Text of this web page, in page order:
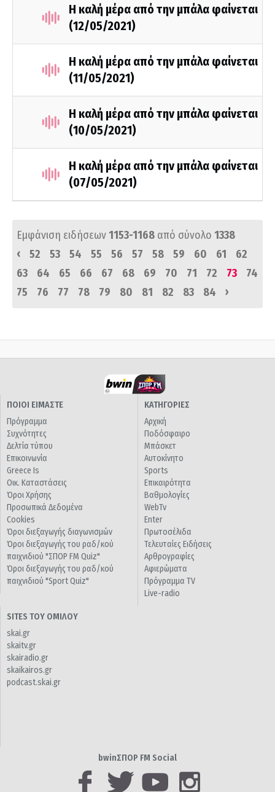
Η καλή μέρα από την μπάλα φαίνεται
(12/05/2021)
Η καλή μέρα από την μπάλα φαίνεται
(11/05/2021)
Η καλή μέρα από την μπάλα φαίνεται
(10/05/2021)
Η καλή μέρα από την μπάλα φαίνεται
(07/05/2021)
Εμφάνιση ειδήσεων1153-1168 από σύνολο 1338
‹
52 53 54 55 56 57 58 59 60 61
62
63
64 65 66 67 68 69 70 71 72 73
74
75
76 77 78 79 80 81 82 83 84 ›
ΠΟΙΟΙ ΕΙΜΑΣΤΕ
Πρόγραμμα
Συχνότητες
Δελτία τύπου
Επικοινωνία
Greece Is
Οικ. Καταστάσεις
Όροι Χρήσης
Προσωπικά Δεδομένα
Cookies
Όροι διεξαγωγής διαγωνισμών
Όροι διεξαγωγής του ραδ/κού
παιχνιδιού "ΣΠΟΡ FM Quiz"
Όροι διεξαγωγής του ραδ/κού
παιχνιδιού "Sport Quiz"
ΚΑΤΗΓΟΡΙΕΣ
Αρχική
Ποδόσφαιρο
Μπάσκετ
Αυτοκίνητο
Sports
Επικαιρότητα
Βαθμολογίες
WebTv
Enter
Πρωτοσέλιδα
Τελευταίες Ειδήσεις
Αρθρογραφίες
Αφιερώματα
Πρόγραμμα TV
Live-radio
SITES ΤΟΥ ΟΜΙΛΟΥ
skai.gr
skaitv.gr
skairadio.gr
skaikairos.gr
podcast.skai.gr
bwinΣΠΟΡ FM Social